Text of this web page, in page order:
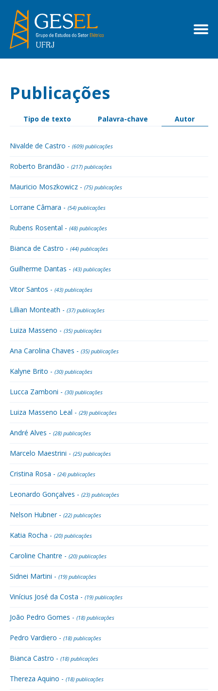
Publicações
Tipo de texto Palavra-chave Autor
Nivalde de Castro - (609) publicações
Roberto Brandão - (217) publicações
Mauricio Moszkowicz - (75) publicações
Lorrane Câmara - (54) publicações
Rubens Rosental - (48) publicações
Bianca de Castro - (44) publicações
Guilherme Dantas - (43) publicações
Vitor Santos - (43) publicações
Lillian Monteath - (37) publicações
Luiza Masseno - (35) publicações
Ana Carolina Chaves - (35) publicações
Kalyne Brito - (30) publicações
Lucca Zamboni - (30) publicações
Luiza Masseno Leal - (29) publicações
André Alves - (28) publicações
Marcelo Maestrini - (25) publicações
Cristina Rosa - (24) publicações
Leonardo Gonçalves - (23) publicações
Nelson Hubner - (22) publicações
Katia Rocha - (20) publicações
Caroline Chantre - (20) publicações
Sidnei Martini - (19) publicações
Vinícius José da Costa - (19) publicações
João Pedro Gomes - (18) publicações
Pedro Vardiero - (18) publicações
Bianca Castro - (18) publicações
Thereza Aquino - (18) publicações